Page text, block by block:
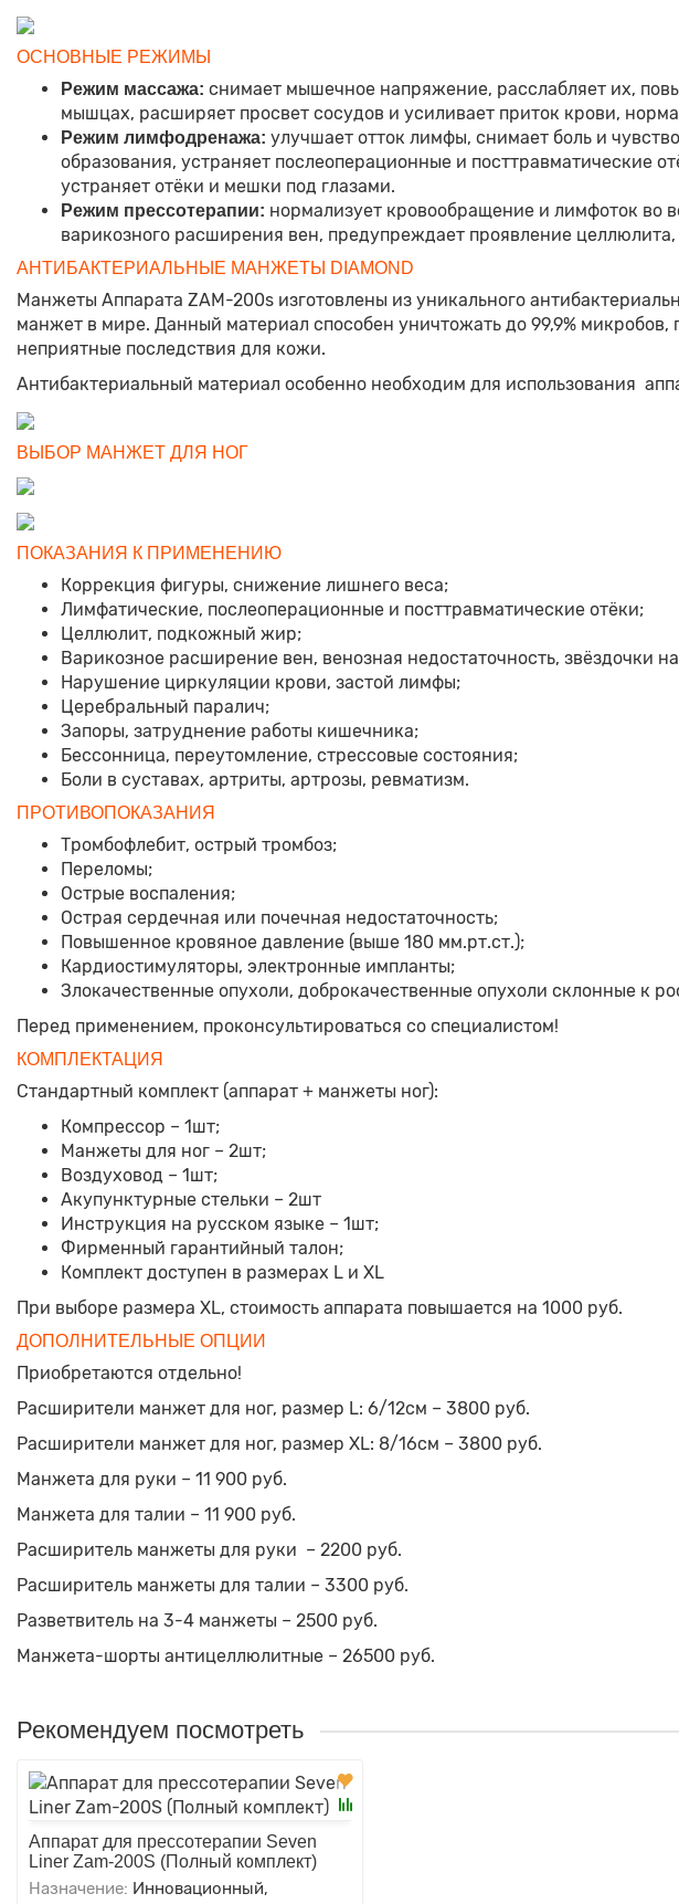
ОСНОВНЫЕ РЕЖИМЫ
Режим массажа: снимает мышечное напряжение, расслабляет их,
мышцах, расширяет просвет сосудов и усиливает приток крови,
Режим лимфодренажа: улучшает отток лимфы, снимает боль и
образования, устраняет послеоперационные и посттравматические
устраняет отёки и мешки под глазами.
Режим прессотерапии: нормализует кровообращение и лимфоток во
варикозного расширения вен, предупреждает проявление
АНТИБАКТЕРИАЛЬНЫЕ МАНЖЕТЫ DIAMOND
Манжеты Аппарата ZAM-200s изготовлены из уникального
манжет в мире. Данный материал способен уничтожать до 99,9%
неприятные последствия для кожи.
Антибактериальный материал особенно необходим для использования
ВЫБОР МАНЖЕТ ДЛЯ НОГ
ПОКАЗАНИЯ К ПРИМЕНЕНИЮ
Коррекция фигуры, снижение лишнего веса;
Лимфатические, послеоперационные и посттравматические отёки;
Целлюлит, подкожный жир;
Варикозное расширение вен, венозная недостаточность, звёздочки
Нарушение циркуляции крови, застой лимфы;
Церебральный паралич;
Запоры, затруднение работы кишечника;
Бессонница, переутомление, стрессовые состояния;
Боли в суставах, артриты, артрозы, ревматизм.
ПРОТИВОПОКАЗАНИЯ
Тромбофлебит, острый тромбоз;
Переломы;
Острые воспаления;
Острая сердечная или почечная недостаточность;
Повышенное кровяное давление (выше 180 мм.рт.ст.);
Кардиостимуляторы, электронные импланты;
Злокачественные опухоли, доброкачественные опухоли склонные к
Перед применением, проконсультироваться со специалистом!
КОМПЛЕКТАЦИЯ
Стандартный комплект (аппарат + манжеты ног):
Компрессор – 1шт;
Манжеты для ног – 2шт;
Воздуховод – 1шт;
Акупунктурные стельки – 2шт
Инструкция на русском языке – 1шт;
Фирменный гарантийный талон;
Комплект доступен в размерах L и XL
При выборе размера XL, стоимость аппарата повышается на 1000 руб.
ДОПОЛНИТЕЛЬНЫЕ ОПЦИИ
Приобретаются отдельно!
Расширители манжет для ног, размер L: 6/12см – 3800 руб.
Расширители манжет для ног, размер XL: 8/16см – 3800 руб.
Манжета для руки – 11 900 руб.
Манжета для талии – 11 900 руб.
Расширитель манжеты для руки – 2200 руб.
Расширитель манжеты для талии – 3300 руб.
Разветвитель на 3-4 манжеты – 2500 руб.
Манжета-шорты антицеллюлитные – 26500 руб.
Рекомендуем посмотреть
Аппарат для прессотерапии Seven
Liner Zam-200S (Полный комплект)
Назначение: Инновационный,